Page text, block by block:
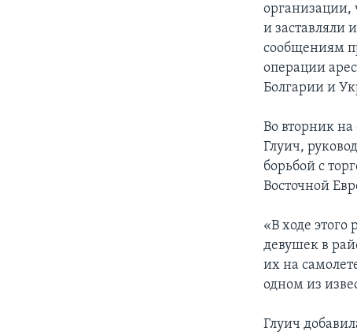
организации,
и заставляли
сообщениям
операции
Болгарии и
Во вторник
Глуич,
борьбой с
Восточной
«В ходе
девушек в
их на
одном из
Глуич